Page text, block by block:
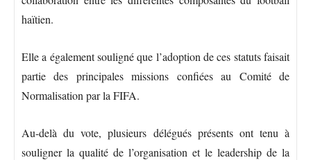
haïtien.
Elle a également souligné que l’adoption de ces statuts faisait
partie des principales missions confiées au Comité de
Normalisation par la FIFA.
Au-delà du vote, plusieurs délégués présents ont tenu à
souligner la qualité de l’organisation et le leadership de la